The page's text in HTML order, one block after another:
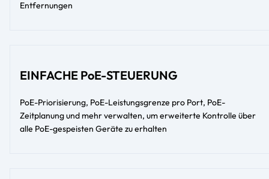
Entfernungen
EINFACHE PoE-STEUERUNG
PoE-Priorisierung, PoE-Leistungsgrenze pro Port, PoE-
Zeitplanung und mehr verwalten, um erweiterte Kontrolle über
alle PoE-gespeisten Geräte zu erhalten